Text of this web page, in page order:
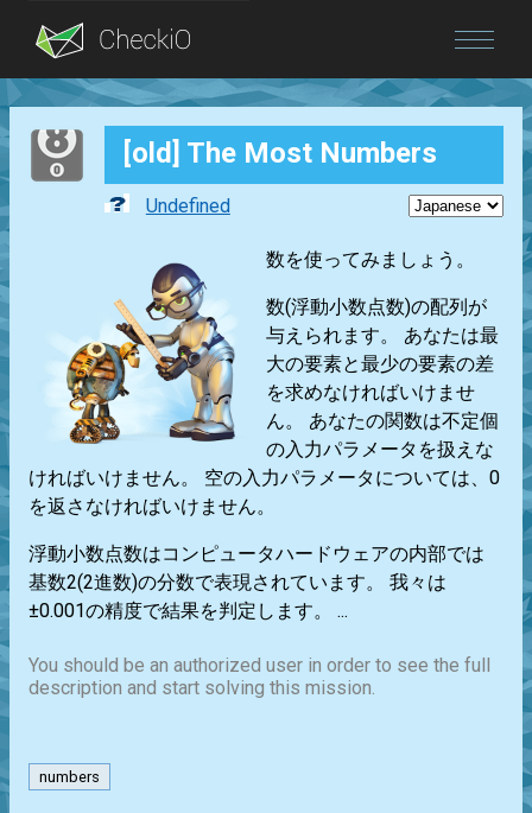
Blog
[old] The Most Numbers
Undefined
数を使ってみましょう。
数(浮動小数点数)の配列が
与えられます。 あなたは最
大の要素と最少の要素の差
を求めなければいけませ
ん。 あなたの関数は不定個
の入力パラメータを扱えな
ければいけません。 空の入力パラメータについては、0
を返さなければいけません。
浮動小数点数はコンピュータハードウェアの内部では
基数2(2進数)の分数で表現されています。 我々は
±0.001の精度で結果を判定します。 ...
You should be an authorized user in order to see the full
description and start solving this mission.
numbers